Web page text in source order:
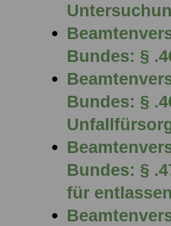
Bundes: §
Bundes: §
Bundes: §
für